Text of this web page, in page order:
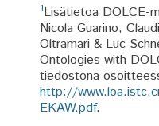
1Lisätietoa DOLCE-
Nicola Guarino,
Oltramari & Luc
Ontologies with
tiedostona
http://
EKAW.pdf.